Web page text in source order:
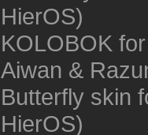
HierOS)
KOLOBOK
Aiwan &
Butterfly skin
HierOS)